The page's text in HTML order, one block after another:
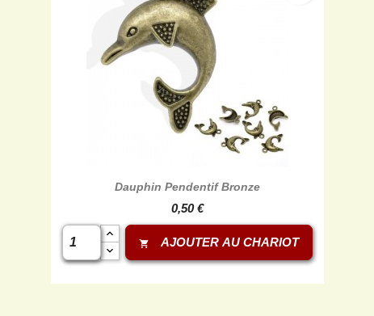
Aperçu rapide
Dauphin Pendentif Bronze
0,50 €
shopping_cart AJOUTER AU CHARIOT